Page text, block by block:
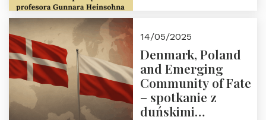
14/05/2025
Denmark, Poland
and Emerging
Community of Fate
– spotkanie z
duńskimi